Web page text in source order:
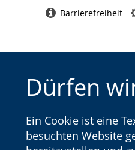
Dürfen
Ein Cookie ist eine
besuchten Website
Barrierefreiheit